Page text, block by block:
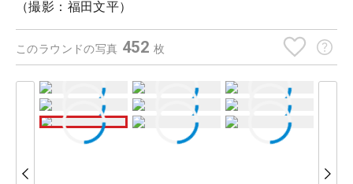
（撮影：福田文平）
このラウンドの写真 452 枚